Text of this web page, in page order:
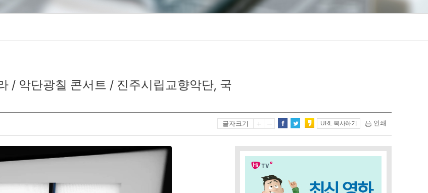
/ 악단광칠 콘서트 / 진주시립교향악단, 국
글자크기 URL 복사하기 인쇄